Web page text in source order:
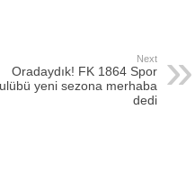
Next
Oradaydık! FK 1864 Spor
yeni sezona merhaba
dedi